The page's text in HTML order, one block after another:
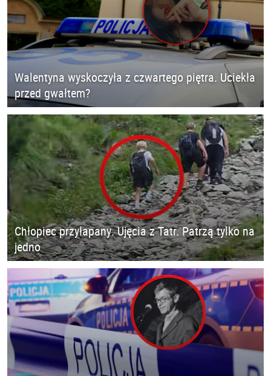
Walentyna wyskoczyła z czwartego piętra. Uciekła
przed gwałtem?
Chłopiec przyłapany. Ujęcia z Tatr. Patrzą tylko na
jedno